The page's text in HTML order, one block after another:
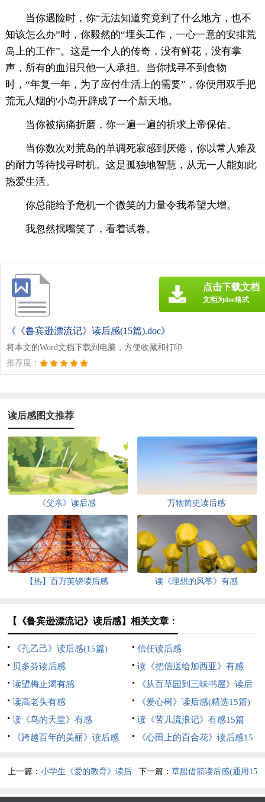
当你遇险时，你“无法知道究竟到了什么地方，也不
知该怎么办”时，你毅然的“埋头工作，一心一意的安排荒
岛上的工作”。这是一个人的传奇，没有鲜花，没有掌
声，所有的血泪只他一人承担。当你找寻不到食物
时，“年复一年，为了应付生活上的需要”，你便用双手把
荒无人烟的'小岛开辟成了一个新天地。
当你被病痛折磨，你一遍一遍的祈求上帝保佑。
当你数次对荒岛的单调死寂感到厌倦，你以常人难及
的耐力等待找寻时机。这是孤独地智慧，从无一人能如此
热爱生活。
你总能给予危机一个微笑的力量令我希望大增。
我忽然抿嘴笑了，看着试卷。
《《鲁宾逊漂流记》读后感(15篇).doc》
将本文的Word文档下载到电脑，方便收藏和打印
推荐度：
点击下载文档
文档为doc格式
读后感图文推荐
《父亲》读后感 万物简史读后感
【热】百万英镑读后感 读《理想的风筝》有感
【《鲁宾逊漂流记》读后感】相关文章：
《孔乙己》读后感(15篇)
信任读后感
贝多芬读后感
读《把信送给加西亚》有感
读望梅止渴有感
《从百草园到三味书屋》读后
感3篇
读高老头有感
《爱心树》读后感(精选15篇)
读《鸟的天堂》有感
读《苦儿流浪记》有感15篇
《跨越百年的美丽》读后感
《心田上的百合花》读后感15
上一篇：小学生《爱的教育》读后
下一篇： 草船借箭读后感(通用15